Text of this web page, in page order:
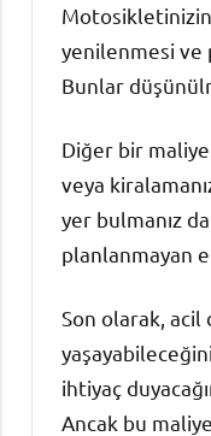
yenilenmesi ve
Bunlar
Diğer bir
veya
yer bulmanız
planlanmayan
Son olarak, acil
ihtiyaç
Ancak bu